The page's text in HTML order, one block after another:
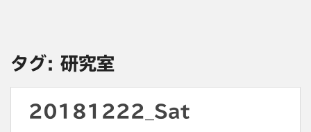
タグ: 研究室
20181222_Sat